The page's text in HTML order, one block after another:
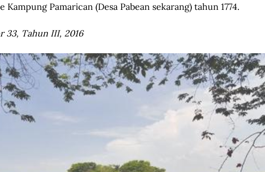
Pamarican (Desa Pabean sekarang) tahun 1774.
33, Tahun III, 2016